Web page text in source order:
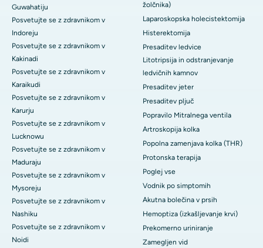
Guwahatiju
Posvetujte se z zdravnikom v
Indoreju
Posvetujte se z zdravnikom v
Kakinadi
Posvetujte se z zdravnikom v
Karaikudi
Posvetujte se z zdravnikom v
Karurju
Posvetujte se z zdravnikom v
Lucknowu
Posvetujte se z zdravnikom v
Maduraju
Posvetujte se z zdravnikom v
Mysoreju
Posvetujte se z zdravnikom v
Nashiku
Posvetujte se z zdravnikom v
Noidi
žolčnika)
Laparoskopska holecistektomija
Histerektomija
Presaditev ledvice
Litotripsija in odstranjevanje
ledvičnih kamnov
Presaditev jeter
Presaditev pljuč
Popravilo Mitralnega ventila
Artroskopija kolka
Popolna zamenjava kolka (THR)
Protonska terapija
Poglej vse
Vodnik po simptomih
Akutna bolečina v prsih
Hemoptiza (izkašljevanje krvi)
Prekomerno uriniranje
Zamegljen vid